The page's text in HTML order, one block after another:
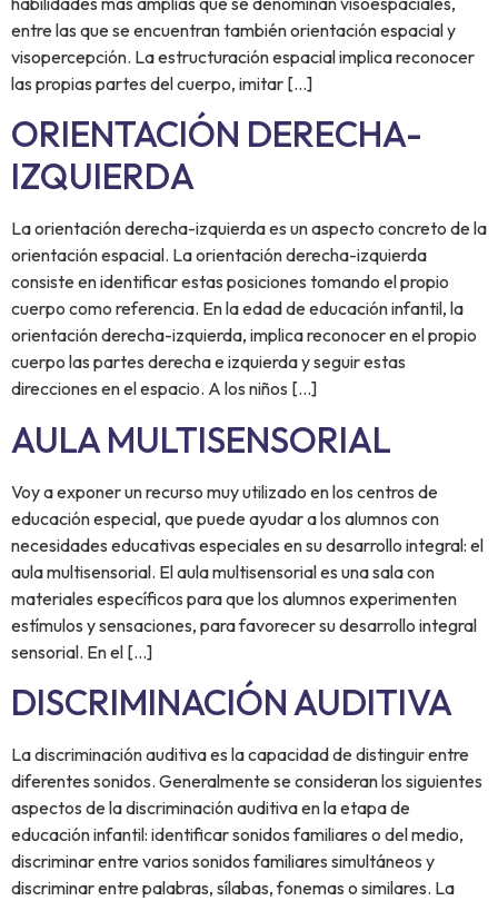
entre las que se encuentran también orientación espacial y
visopercepción. La estructuración espacial implica reconocer
las propias partes del cuerpo, imitar […]
ORIENTACIÓN DERECHA-
IZQUIERDA
La orientación derecha-izquierda es un aspecto concreto de la
orientación espacial. La orientación derecha-izquierda
consiste en identificar estas posiciones tomando el propio
cuerpo como referencia. En la edad de educación infantil, la
orientación derecha-izquierda, implica reconocer en el propio
cuerpo las partes derecha e izquierda y seguir estas
direcciones en el espacio. A los niños […]
AULA MULTISENSORIAL
Voy a exponer un recurso muy utilizado en los centros de
educación especial, que puede ayudar a los alumnos con
necesidades educativas especiales en su desarrollo integral: el
aula multisensorial. El aula multisensorial es una sala con
materiales específicos para que los alumnos experimenten
estímulos y sensaciones, para favorecer su desarrollo integral
sensorial. En el […]
DISCRIMINACIÓN AUDITIVA
La discriminación auditiva es la capacidad de distinguir entre
diferentes sonidos. Generalmente se consideran los siguientes
aspectos de la discriminación auditiva en la etapa de
educación infantil: identificar sonidos familiares o del medio,
discriminar entre varios sonidos familiares simultáneos y
discriminar entre palabras, sílabas, fonemas o similares. La